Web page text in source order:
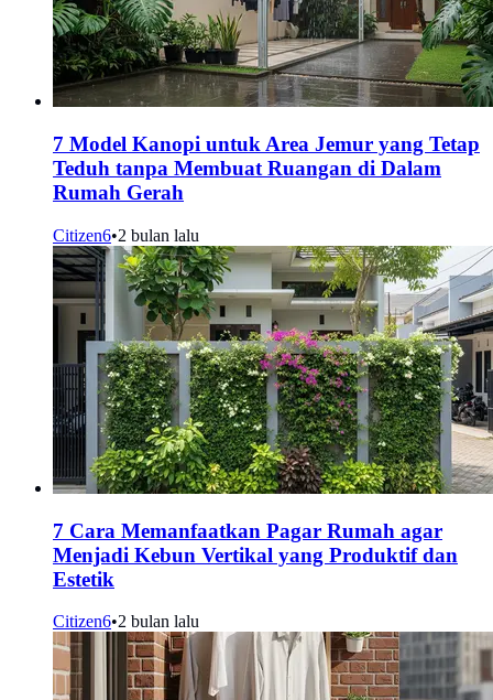
7 Model Kanopi untuk Area Jemur yang Tetap
Teduh tanpa Membuat Ruangan di Dalam
Rumah Gerah
Citizen6•2 bulan lalu
7 Cara Memanfaatkan Pagar Rumah agar
Menjadi Kebun Vertikal yang Produktif dan
Estetik
Citizen6•2 bulan lalu